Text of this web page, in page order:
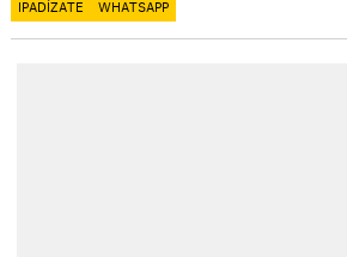
IPADÍZATE WHATSAPP